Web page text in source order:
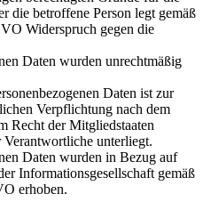
die betroffene Person legt gemäß
Widerspruch gegen die
Daten wurden unrechtmäßig
Daten ist zur
Verpflichtung nach dem
Recht der Mitgliedstaaten
unterliegt.
Daten wurden in Bezug auf
Informationsgesellschaft gemäß
erhoben.